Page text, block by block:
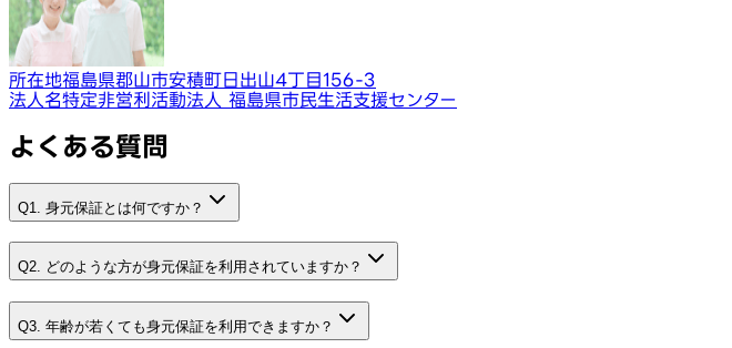
所在地福島県郡山市安積町日出山4丁目156-3
法人名特定非営利活動法人 福島県市民生活支援センター
よくある質問
Q1. 身元保証とは何ですか？
Q2. どのような方が身元保証を利用されていますか？
Q3. 年齢が若くても身元保証を利用できますか？